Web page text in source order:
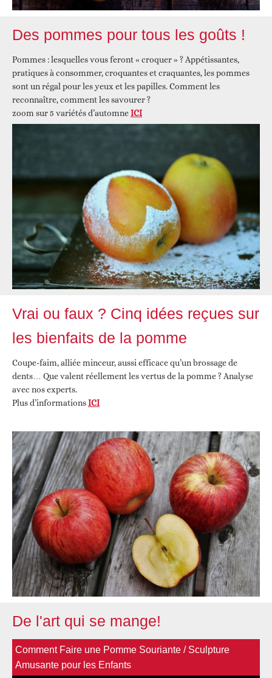
Des pommes pour tous les goûts !
Pommes : lesquelles vous feront « croquer » ? Appétissantes,
pratiques à consommer, croquantes et craquantes, les pommes
sont un régal pour les yeux et les papilles. Comment les
reconnaître, comment les savourer ?
zoom sur 5 variétés d’automneICI
Vrai ou faux ? Cinq idées reçues sur
les bienfaits de la pomme
Coupe-faim, alliée minceur, aussi efficace qu’un brossage de
dents… Que valent réellement les vertus de la pomme ? Analyse
avec nos experts.
Plus d’informationsICI
De l'art qui se mange!
Comment Faire une Pomme Souriante / Sculpture
Amusante pour les Enfants